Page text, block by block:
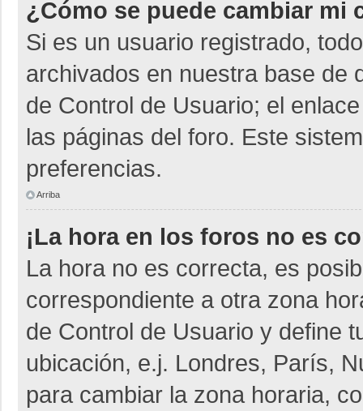
¿Cómo se puede cambiar mi
Si es un usuario registrado,
archivados en nuestra base de
de Control de Usuario; el
las páginas del foro. Este
preferencias.
Arriba
¡La hora en los foros no es
La hora no es correcta, es
correspondiente a otra zona
de Control de Usuario y define
ubicación, e.j. Londres, París,
para cambiar la zona horaria,